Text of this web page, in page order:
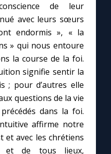
de leur
avec leurs sœurs
endormis », « la
» qui nous entoure
la course de la foi.
signifie sentir la
; pour d’autres elle
questions de la vie
dans la foi.
affirme notre
et avec les chrétiens
et de tous lieux,